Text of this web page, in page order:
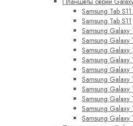
Samsung Tab
Samsung Tab S11
Samsung Galaxy
Samsung Galaxy
Samsung Galaxy
Samsung Galaxy
Samsung Galaxy
Samsung Galaxy
Samsung Galaxy
Samsung Galaxy
Samsung Galaxy
Samsung Galaxy